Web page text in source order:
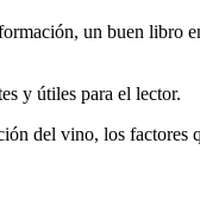
un buen libro
y útiles para el lector.
del vino, los factores